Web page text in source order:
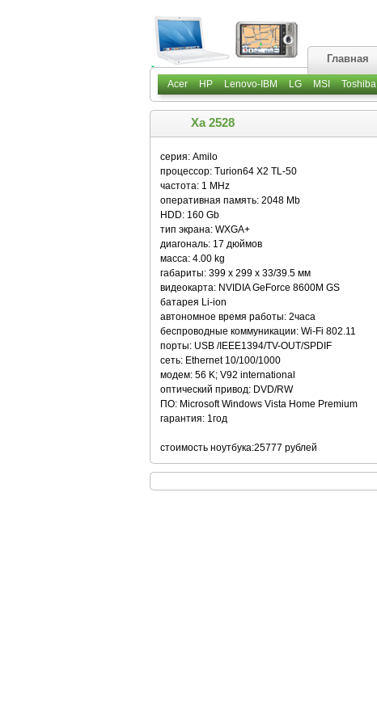
Главная
Acer HP Lenovo-IBM LG MSI Toshiba
Xa 2528
серия: Amilo
процессор: Turion64 X2 TL-50
частота: 1 MHz
оперативная память: 2048 Mb
HDD: 160 Gb
тип экрана: WXGA+
диагональ: 17 дюймов
масса: 4.00 kg
габариты: 399 x 299 x 33/39.5 мм
видеокарта: NVIDIA GeForce 8600M GS
батарея Li-ion
автономное время работы: 2часа
беспроводные коммуникации: Wi-Fi 802.11
порты: USB /IEEE1394/TV-OUT/SPDIF
сеть: Ethernet 10/100/1000
модем: 56 K; V92 international
оптический привод: DVD/RW
ПО: Microsoft Windows Vista Home Premium
гарантия: 1год
стоимость ноутбука:25777 рублей